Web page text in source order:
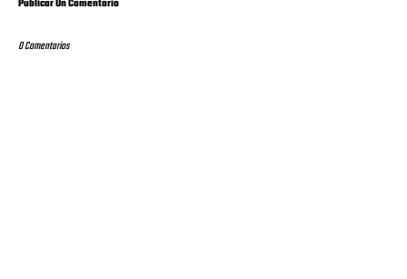
Publicar Un Comentario
0 Comentarios